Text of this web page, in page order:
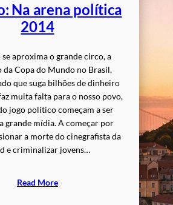
Na arena política
2014
se aproxima o grande circo, a
da Copa do Mundo no Brasil,
que suga bilhões de dinheiro
muita falta para o nosso povo,
jogo político começam a ser
grande mídia. A começar por
a morte do cinegrafista da
e criminalizar jovens…
Read More